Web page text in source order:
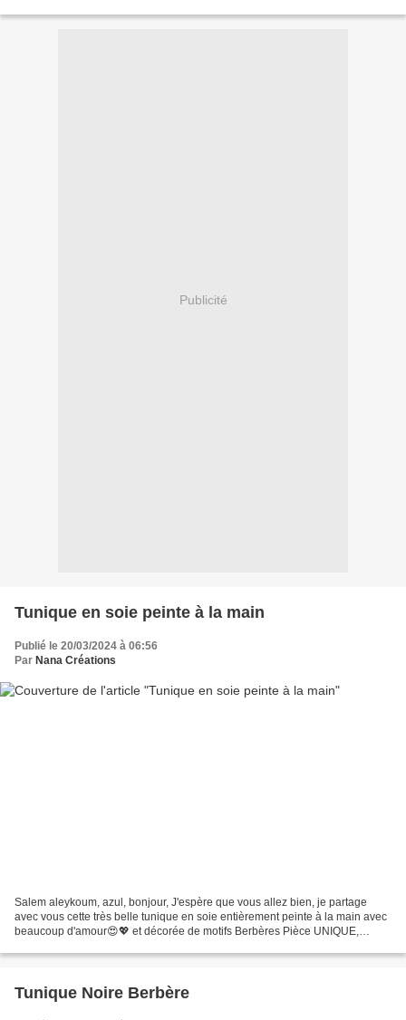
Publicité
Tunique en soie peinte à la main
Publié le 20/03/2024 à 06:56
Par Nana Créations
Salem aleykoum, azul, bonjour, J'espère que vous allez bien, je partage
avec vous cette très belle tunique en soie entièrement peinte à la main avec
beaucoup d'amour😍💖 et décorée de motifs Berbères Pièce UNIQUE,
Tunique Noire Berbère